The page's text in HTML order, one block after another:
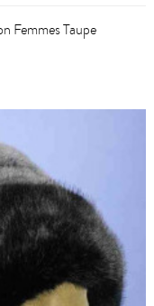
Femmes Taupe